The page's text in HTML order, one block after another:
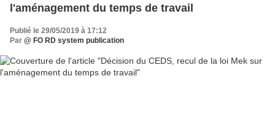
l'aménagement du temps de travail
Publié le 29/05/2019 à 17:12
Par @ FO RD system publication